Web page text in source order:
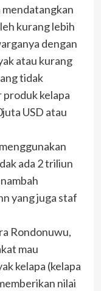
mendatangkan
kurang lebih
dengan
atau kurang
tidak
produk kelapa
USD atau
ada 2 triliun
yang juga staf
Rondonuwu,
mau
kelapa (kelapa
nilai